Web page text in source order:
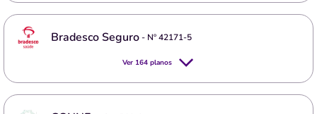
Bradesco Seguro- Nº42171-5
Ver 164 planos